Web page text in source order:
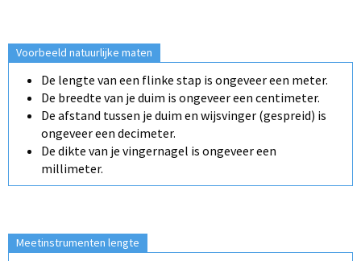
Voorbeeld natuurlijke maten
De lengte van een flinke stap is ongeveer een meter.
De breedte van je duim is ongeveer een centimeter.
De afstand tussen je duim en wijsvinger (gespreid) is
ongeveer een decimeter.
De dikte van je vingernagel is ongeveer een
millimeter.
Meetinstrumenten lengte